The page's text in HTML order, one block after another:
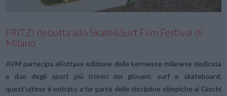
FRITZ! debutta allo Skate&Surf Film Festival di
Milano
AVM partecipa all’ottava edizione della kermesse milanese dedicata
a due degli sport più iconici dei giovani: surf e skateboard,
quest’ultimo è entrato a far parte delle discipline olimpiche ai Giochi